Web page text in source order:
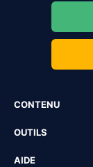
CONTENU
OUTILS
AIDE